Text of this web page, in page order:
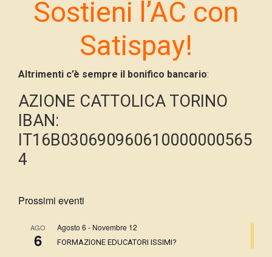
Sostieni l’AC con
Satispay!
Altrimenti c’è sempre il bonifico bancario:
AZIONE CATTOLICA TORINO
IBAN:
IT16B030690960610000000565
4
Prossimi eventi
AGO
6
Agosto 6 - Novembre 12
FORMAZIONE EDUCATORI ISSIMI?